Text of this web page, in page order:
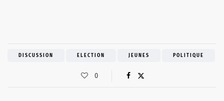
DISCUSSION ELECTION JEUNES POLITIQUE
0